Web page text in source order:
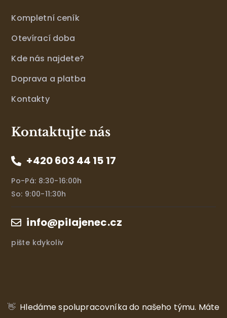
Kompletní ceník
Otevírací doba
Kde nás najdete?
Doprava a platba
Kontakty
Kontaktujte nás
+420 603 44 15 17
Po-Pá: 8:30-16:00h
So: 9:00-11:30h
info@pilajenec.cz
pište kdykoliv
👋 Hledáme spolupracovníka do našeho týmu. Máte